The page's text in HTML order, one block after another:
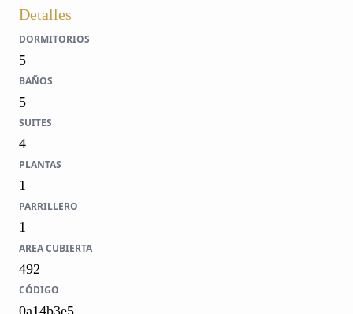
Detalles
DORMITORIOS
5
BAÑOS
5
SUITES
4
PLANTAS
1
PARRILLERO
1
AREA CUBIERTA
492
CÓDIGO
0a14b3e5